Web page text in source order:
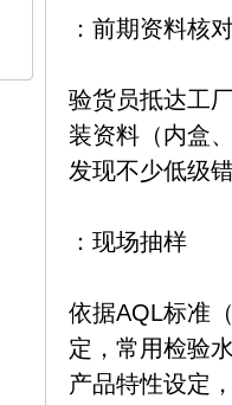
：前期资料核
验货员抵达工
装资料（内盒
发现不少低级
：现场抽样
依据AQL标准
定，常用检验
产品特性设定